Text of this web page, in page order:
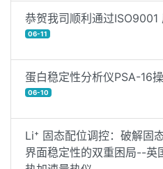
恭贺我司顺利通过ISO9001
06-11
蛋白稳定性分析仪PSA-16
06-10
Li⁺ 固态配位调控：破解固
界面稳定性的双重困局--英